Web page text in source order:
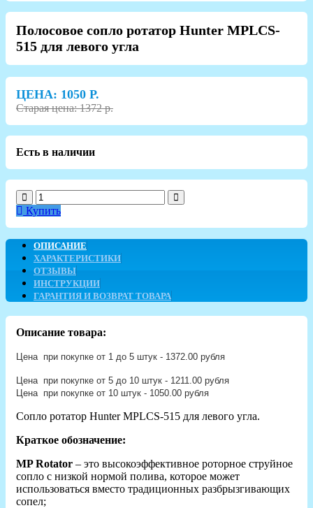
Полосовое сопло ротатор Hunter MPLCS-
515 для левого угла
ЦЕНА: 1050 Р.
Старая цена: 1372 р.
Есть в наличии
Купить
ОПИСАНИЕ
ХАРАКТЕРИСТИКИ
ОТЗЫВЫ
ИНСТРУКЦИИ
ГАРАНТИЯ И ВОЗВРАТ ТОВАРА
Описание товара:
Цена при покупке от 1 до 5 штук - 1372.00 рубля
Цена при покупке от 5 до 10 штук - 1211.00 рубля
Цена при покупке от 10 штук - 1050.00 рубля
Сопло ротатор Hunter MPLCS-515 для левого угла.
Краткое обозначение:
MP Rotator – это высокоэффективное роторное струйное
сопло с низкой нормой полива, которое может
использоваться вместо традиционных разбрызгивающих
сопел;